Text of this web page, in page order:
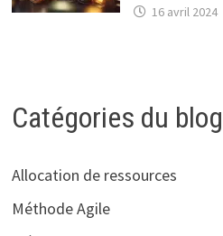
16 avril 2024
Catégories du blog
Allocation de ressources
Méthode Agile